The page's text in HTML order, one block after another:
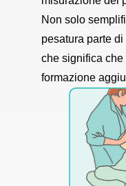
Non solo
pesatura parte
che significa
formazione